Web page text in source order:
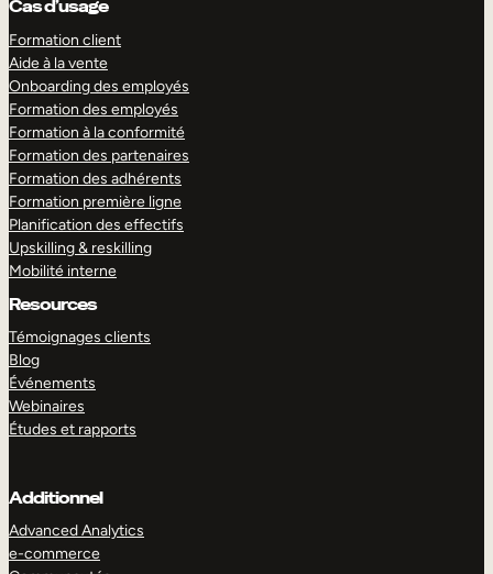
Cas d’usage
Formation client
Aide à la vente
Onboarding des employés
Formation des employés
Formation à la conformité
Formation des partenaires
Formation des adhérents
Formation première ligne
Planification des effectifs
Upskilling & reskilling
Mobilité interne
Resources
Témoignages clients
Blog
Événements
Webinaires
Études et rapports
Additionnel
Advanced Analytics
e-commerce